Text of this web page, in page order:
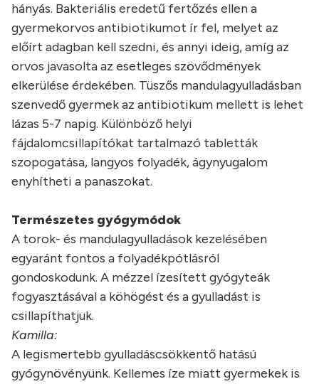
hányás. Bakteriális eredetű fertőzés ellen a
gyermekorvos antibiotikumot ír fel, melyet az
előírt adagban kell szedni, és annyi ideig, amíg az
orvos javasolta az esetleges szövődmények
elkerülése érdekében. Tüszős mandulagyulladásban
szenvedő gyermek az antibiotikum mellett is lehet
lázas 5-7 napig. Különböző helyi
fájdalomcsillapítókat tartalmazó tabletták
szopogatása, langyos folyadék, ágynyugalom
enyhítheti a panaszokat.
Természetes gyógymódok
A torok- és mandulagyulladások kezelésében
egyaránt fontos a folyadékpótlásról
gondoskodunk. A mézzel ízesített gyógyteák
fogyasztásával a köhögést és a gyulladást is
csillapíthatjuk.
Kamilla:
A legismertebb gyulladáscsökkentő hatású
gyógynövényünk. Kellemes íze miatt gyermekek is